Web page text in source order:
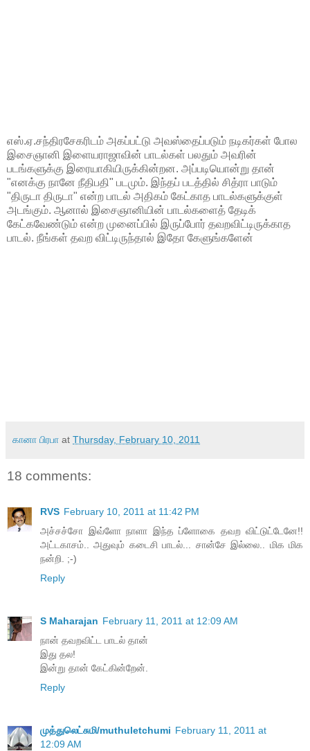
எஸ்.ஏ.சந்திரசேகரிடம் அகப்பட்டு அவஸ்தைப்படும் நடிகர்கள் போல
இசைஞானி இளையராஜாவின் பாடல்கள் பலதும் அவரின்
படங்களுக்கு இரையாகியிருக்கின்றன. அப்படியொன்று தான்
"எனக்கு நானே நீதிபதி" படமும். இந்தப் படத்தில் சித்ரா பாடும்
"திருடா திருடா" என்ற பாடல் அதிகம் கேட்காத பாடல்களுக்குள்
அடங்கும். ஆனால் இசைஞானியின் பாடல்களைத் தேடிக்
கேட்கவேண்டும் என்ற முனைப்பில் இருப்போர் தவறவிட்டிருக்காத
பாடல். நீங்கள் தவற விட்டிருந்தால் இதோ கேளுங்களேன்
கானா பிரபா at Thursday, February 10, 2011
18 comments:
RVS February 10, 2011 at 11:42 PM
அச்சச்சோ இவ்ளோ நாளா இந்த ப்ளோகை தவற விட்டுட்டேனே!!
அட்டகாசம்.. அதுவும் கடைசி பாடல்... சான்சே இல்லை.. மிக மிக
நன்றி. ;-)
Reply
S Maharajan February 11, 2011 at 12:09 AM
நான் தவறவிட்ட பாடல் தான்
இது தல!
இன்று தான் கேட்கின்றேன்.
Reply
முத்துலெட்சுமி/muthuletchumi February 11, 2011 at
12:09 AM